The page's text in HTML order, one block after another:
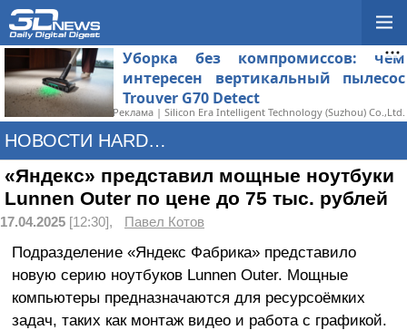
Уборка без компромиссов: чем
интересен вертикальный пылесос
Trouver G70 Detect
Реклама | Silicon Era Intelligent Technology (Suzhou) Co.,Ltd.
НОВОСТИ HARDWARE
«Яндекс» представил мощные ноутбуки
Lunnen Outer по цене до 75 тыс. рублей
17.04.2025 [12:30], Павел Котов
Подразделение «Яндекс Фабрика» представило
новую серию ноутбуков Lunnen Outer. Мощные
компьютеры предназначаются для ресурсоёмких
задач, таких как монтаж видео и работа с графикой.